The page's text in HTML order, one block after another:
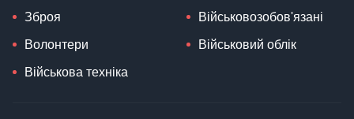
Зброя
Волонтери
Військова техніка
Військовозобов'язані
Військовий облік